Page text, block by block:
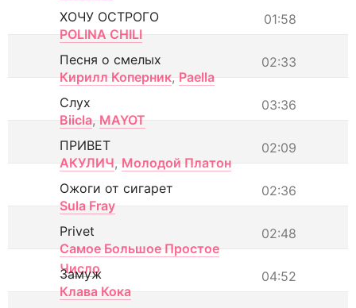
01:58
ХОЧУ ОСТРОГО
POLINA CHILI
02:33
Песня о смелых
Кирилл Коперник, Paella
03:36
Слух
Biicla, MAYOT
02:09
ПРИВЕТ
АКУЛИЧ, Молодой Платон
02:36
Ожоги от сигарет
Sula Fray
02:48
Privet
Самое Большое Простое
Число
04:52
Замуж
Клава Кока